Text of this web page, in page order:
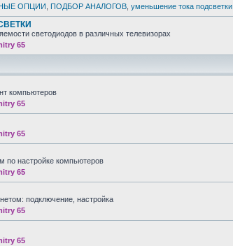
ОПЦИИ ПОДБОР АНАЛОГОВ уменьшение тока подсветки
светодиодов в различных телевизорах
65
компьютеров
65
65
по настройке компьютеров
65
подключение, настройка
65
65